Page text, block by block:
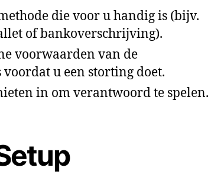
die voor u handig is (bijv.
of bankoverschrijving).
voorwaarden van de
u een storting doet.
in om verantwoord te spelen.